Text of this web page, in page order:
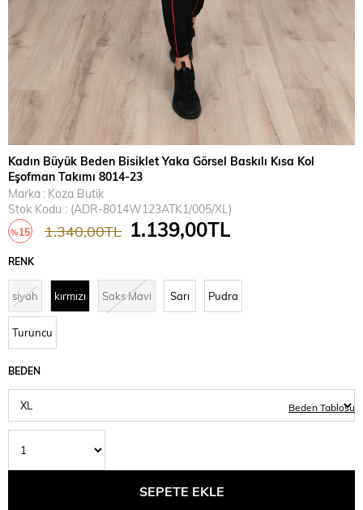
Kadın Büyük Beden Bisiklet Yaka Görsel Baskılı Kısa Kol
Eşofman Takımı 8014-23
Marka : Koza Butik
Stok Kodu
(ADR-8014W123ATK1/005/XL)
%15
İndirim
1.340,00TL 1.139,00TL
RENK
siyah kırmızı Saks Mavi Sarı Pudra
Turuncu
BEDEN
Beden Tablosu